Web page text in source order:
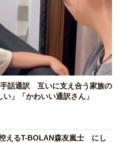
話通訳 互いに支え合う家族の
」「かわいい通訳さん」
えるT-BOLAN森友嵐士 にし